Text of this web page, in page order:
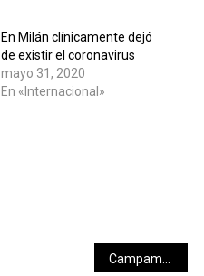
En Milán clínicamente dejó
de existir el coronavirus
mayo 31, 2020
En «Internacional»